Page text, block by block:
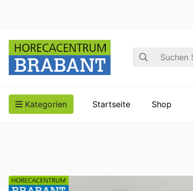
Suche
Kategorien Startseite Shop